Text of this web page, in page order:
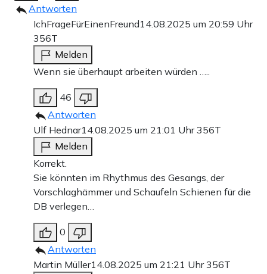
Antworten
IchFrageFürEinenFreund14.08.2025 um 20:59 Uhr
356T
Melden
Wenn sie überhaupt arbeiten würden …..
46
Antworten
Ulf Hednar14.08.2025 um 21:01 Uhr356T
Melden
Korrekt.
Sie könnten im Rhythmus des Gesangs, der
Vorschlaghämmer und Schaufeln Schienen für die
DB verlegen…
0
Antworten
Martin Müller14.08.2025 um 21:21 Uhr356T